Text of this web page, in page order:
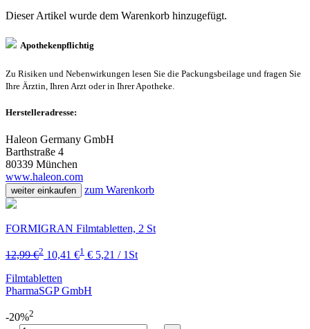
Dieser Artikel wurde dem Warenkorb hinzugefügt.
Apothekenpflichtig
Zu Risiken und Nebenwirkungen lesen Sie die Packungsbeilage und fragen Sie
Ihre Ärztin, Ihren Arzt oder in Ihrer Apotheke.
Herstelleradresse:
Haleon Germany GmbH
Barthstraße 4
80339 München
www.haleon.com
weiter einkaufen zum Warenkorb
FORMIGRAN Filmtabletten, 2 St
12,99 €2 10,41 €1 € 5,21 / 1St
Filmtabletten
PharmaSGP GmbH
-20%2